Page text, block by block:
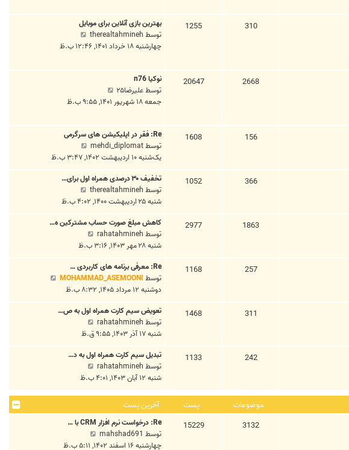
ت
ی
ن
پ
س
ه
د
ه
ا
ر
ن
پ
ت
310
1255
بهترین بازی آنلاین برای موبایل
توسط therealtahmineh
ش
ه
ا
ر
ی
پ
س
ت
چهارشنبه ۱۸ خرداد ۱۴۰۱, ۱۲:۴۶ ب.ظ
2668
20647
نوکیا n76
توسطعلیرضا۲۵
ش
ه
د
ه
ا
خ
ر
ی
ن
پ
س
ت
جمعه ۱۸ شهریور ۱۴۰۱, ۹:۵۵ ب.ظ
156
1608
Re: فقر در اپلیکیشن های سرگرمی
توسطmehdi_diplomat
ش
ا
ه
ه
ا
خ
ی
ن
پ
س
ت
یک‌شنبه ۱۰ اردیبهشت ۱۴۰۲, ۳:۴۷ ب.ظ
366
1052
تخفیف ۳۰ درصدی همراه اول برای…
توسط therealtahmineh
ش
ا
ه
ه
ا
خ
ر
ی
ن
پ
شنبه ۲۵ اردیبهشت ۱۴۰۰, ۴:۰۲ ب.ظ
1863
2977
کاهش مبلغ صورت حساب مشترکین ه…
توسط rahatahmineh
ش
ا
ه
د
ه
ا
خ
ی
ن
پ
ت
شنبه ۲۸ مهر ۱۴۰۳, ۳:۱۶ ب.ظ
257
1168
Re: معرفی برنامه های کاربردی …
توسط MOHAMMAD_ASEMOONI
ا
ا
ن
س
دوشنبه ۱۲ مرداد ۱۴۰۵, ۸:۳۲ ب.ظ
311
1468
تعویض سیم کارت همراه اول به ص…
توسط rahatahmineh
ش
ا
ه
ه
ا
ر
ی
شنبه ۱۷ آذر ۱۴۰۳, ۹:۵۵ ق.ظ
242
1133
تبدیل سیم کارت همراه اول به د…
توسط rahatahmineh
ش
ا
د
ه
خ
شنبه ۱۲ آبان ۱۴۰۳, ۴:۰۱ ب.ظ
موضوعات پست آخرین پست
3132
15229
Re: درخواست نرم افزار CRM با …
توسط mahshad691
ش
چهارشنبه ۱۶ اسفند ۱۴۰۲, ۵:۱۱ ب.ظ